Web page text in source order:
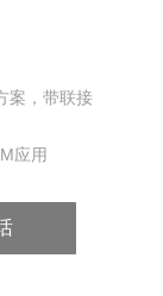
案，带联接
应用